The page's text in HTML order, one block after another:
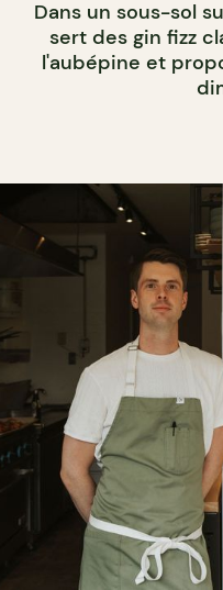
Dans un sous-sol
sert des gin fizz
l'aubépine et